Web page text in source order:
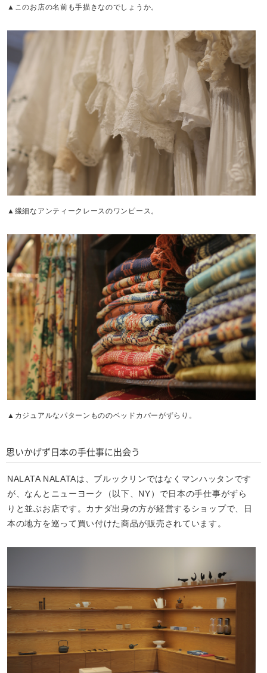
▲このお店の名前も手描きなのでしょうか。
▲繊細なアンティークレースのワンピース。
▲カジュアルなパターンもののベッドカバーがずらり。
思いかげず日本の手仕事に出会う
NALATA NALATAは、ブルックリンではなくマンハッタンです
が、なんとニューヨーク（以下、NY）で日本の手仕事がずら
りと並ぶお店です。カナダ出身の方が経営するショップで、日
本の地方を巡って買い付けた商品が販売されています。